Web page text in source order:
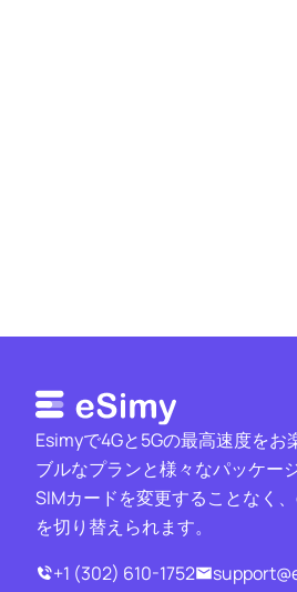
Esimyで4Gと5Gの最高速度を
ブルなプランと様々なパッケー
SIMカードを変更することなく
を切り替えられます。
+1 (302) 610-1752